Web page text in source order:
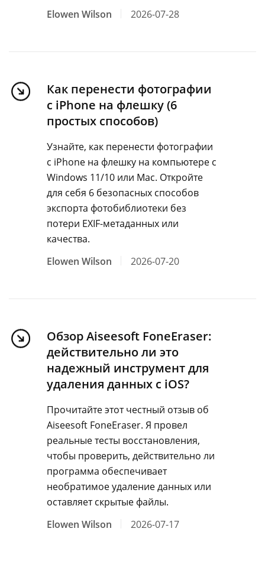
Elowen Wilson
2026-07-28
Как перенести фотографии
с iPhone на флешку (6
простых способов)
Узнайте, как перенести фотографии
с iPhone на флешку на компьютере с
Windows 11/10 или Mac. Откройте
для себя 6 безопасных способов
экспорта фотобиблиотеки без
потери EXIF-метаданных или
качества.
Elowen Wilson
2026-07-20
Обзор Aiseesoft FoneEraser:
действительно ли это
надежный инструмент для
удаления данных с iOS?
Прочитайте этот честный отзыв об
Aiseesoft FoneEraser. Я провел
реальные тесты восстановления,
чтобы проверить, действительно ли
программа обеспечивает
необратимое удаление данных или
оставляет скрытые файлы.
Elowen Wilson
2026-07-17